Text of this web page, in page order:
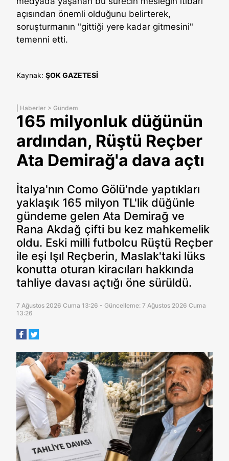
açısından önemli olduğunu belirterek,
soruşturmanın "gittiği yere kadar gitmesini"
temenni etti.
Kaynak: ŞOK GAZETESİ
Haberler > Gündem
165 milyonluk düğünün
ardından, Rüştü Reçber
Ata Demirağ'a dava açtı
İtalya'nın Como Gölü'nde yaptıkları
yaklaşık 165 milyon TL'lik düğünle
gündeme gelen Ata Demirağ ve
Rana Akdağ çifti bu kez mahkemelik
oldu. Eski milli futbolcu Rüştü Reçber
ile eşi Işıl Reçberin, Maslak'taki lüks
konutta oturan kiracıları hakkında
tahliye davası açtığı öne sürüldü.
7 Ağustos 2026 Cuma 13:26 - Güncelleme: 7 Ağustos 2026 Cuma
13:26